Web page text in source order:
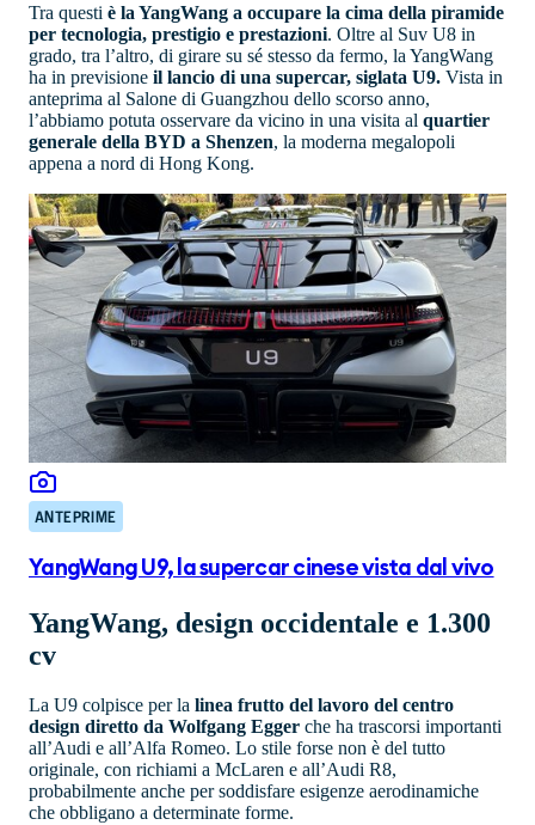
Tra questi è la YangWang a occupare la cima della piramide
per tecnologia, prestigio e prestazioni. Oltre al Suv U8 in
grado, tra l’altro, di girare su sé stesso da fermo, la YangWang
ha in previsione il lancio di una supercar, siglata U9. Vista in
anteprima al Salone di Guangzhou dello scorso anno,
l’abbiamo potuta osservare da vicino in una visita al quartier
generale della BYD a Shenzen, la moderna megalopoli
appena a nord di Hong Kong.
ANTEPRIME
YangWang U9, la supercar cinese vista dal vivo
YangWang, design occidentale e 1.300
cv
La U9 colpisce per la linea frutto del lavoro del centro
design diretto da Wolfgang Egger che ha trascorsi importanti
all’Audi e all’Alfa Romeo. Lo stile forse non è del tutto
originale, con richiami a McLaren e all’Audi R8,
probabilmente anche per soddisfare esigenze aerodinamiche
che obbligano a determinate forme.